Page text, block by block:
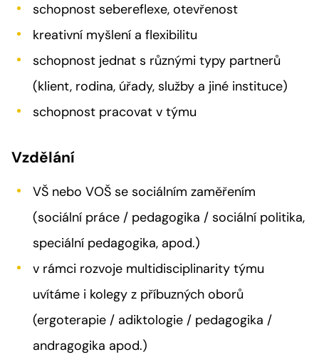
schopnost sebereflexe, otevřenost
kreativní myšlení a flexibilitu
schopnost jednat s různými typy partnerů
(klient, rodina, úřady, služby a jiné instituce)
schopnost pracovat v týmu
Vzdělání
VŠ nebo VOŠ se sociálním zaměřením
(sociální práce / pedagogika / sociální politika,
speciální pedagogika, apod.)
v rámci rozvoje multidisciplinarity týmu
uvítáme i kolegy z příbuzných oborů
(ergoterapie / adiktologie / pedagogika /
andragogika apod.)